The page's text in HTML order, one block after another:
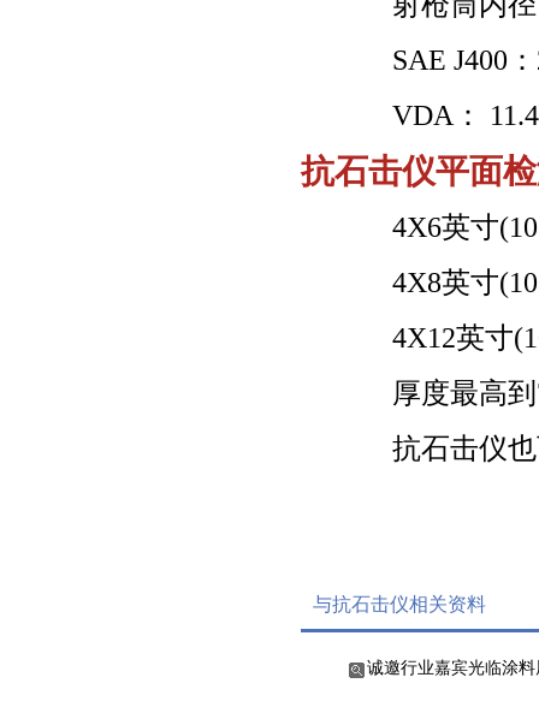
SAE J400：
VDA：
抗石击仪平面
4X6英寸
4X8英寸
4X12英寸
厚度最高到
抗石击仪也
与抗石击仪相关资料
诚邀行业嘉宾光临涂